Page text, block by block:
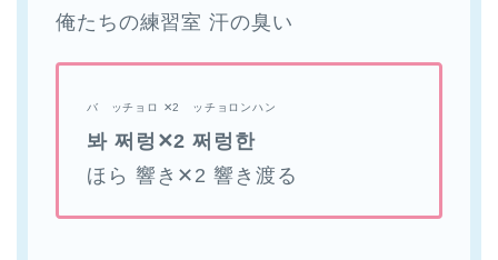
俺たちの練習室 汗の臭い
バ ッチョロ ✕2 ッチョロンハン
봐 쩌렁✕2 쩌렁한
ほら 響き✕2 響き渡る